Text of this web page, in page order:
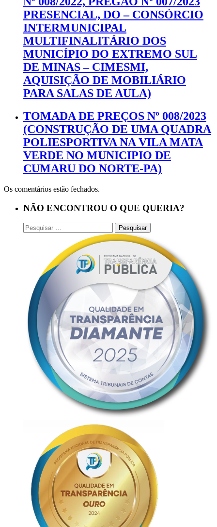
PRESENCIAL, DO – CONSÓRCIO
INTERMUNICIPAL
MULTIFINALITÁRIO DOS
MUNICÍPIO DO EXTREMO SUL
DE MINAS – CIMESMI,
AQUISIÇÃO DE MOBILIÁRIO
PARA SALAS DE AULA)
TOMADA DE PREÇOS Nº 008/2023
(CONSTRUÇÃO DE UMA QUADRA
POLIESPORTIVA NA VILA MATA
VERDE NO MUNICIPIO DE
CUMARU DO NORTE-PA)
Os comentários estão fechados.
NÃO ENCONTROU O QUE QUERIA?
Pesquisar
por: